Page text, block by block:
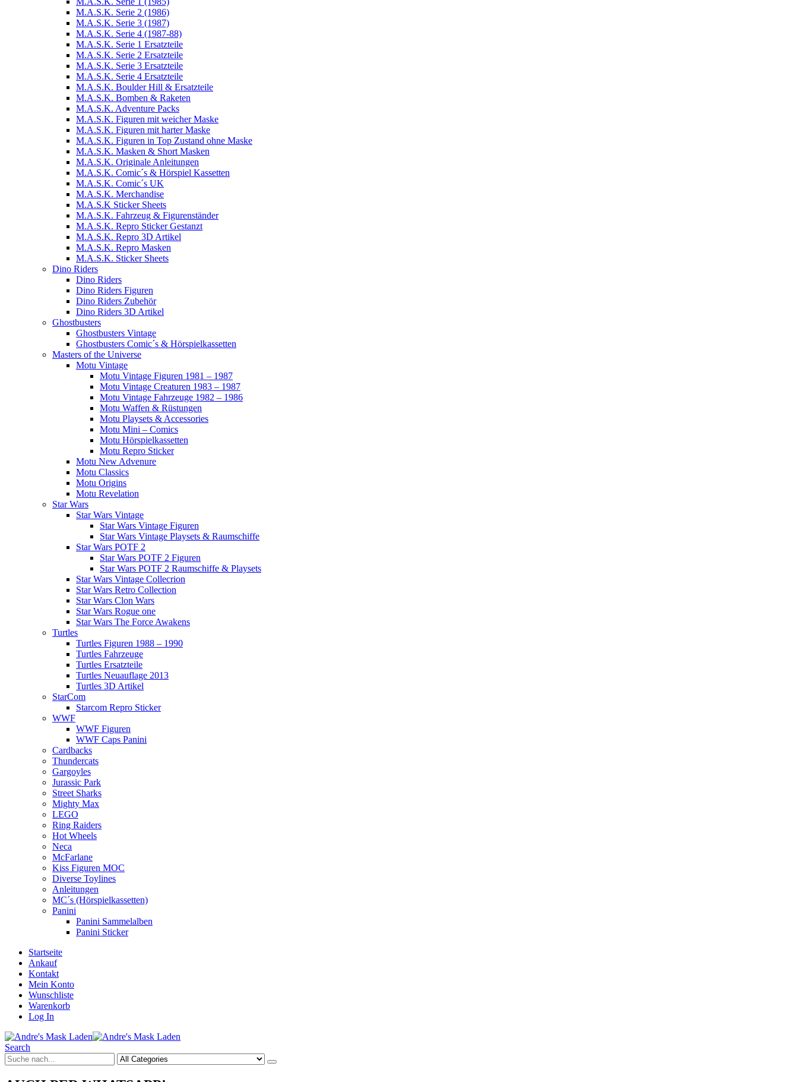
M.A.S.K. Serie 2 (1986)
M.A.S.K. Serie 3 (1987)
M.A.S.K. Serie 4 (1987-88)
M.A.S.K. Serie 1 Ersatzteile
M.A.S.K. Serie 2 Ersatzteile
M.A.S.K. Serie 3 Ersatzteile
M.A.S.K. Serie 4 Ersatzteile
M.A.S.K. Boulder Hill & Ersatzteile
M.A.S.K. Bomben & Raketen
M.A.S.K. Adventure Packs
M.A.S.K. Figuren mit weicher Maske
M.A.S.K. Figuren mit harter Maske
M.A.S.K. Figuren in Top Zustand ohne Maske
M.A.S.K. Masken & Short Masken
M.A.S.K. Originale Anleitungen
M.A.S.K. Comic´s & Hörspiel Kassetten
M.A.S.K. Comic´s UK
M.A.S.K. Merchandise
M.A.S.K Sticker Sheets
M.A.S.K. Fahrzeug & Figurenständer
M.A.S.K. Repro Sticker Gestanzt
M.A.S.K. Repro 3D Artikel
M.A.S.K. Repro Masken
M.A.S.K. Sticker Sheets
Dino Riders
Dino Riders
Dino Riders Figuren
Dino Riders Zubehör
Dino Riders 3D Artikel
Ghostbusters
Ghostbusters Vintage
Ghostbusters Comic´s & Hörspielkassetten
Masters of the Universe
Motu Vintage
Motu Vintage Figuren 1981 – 1987
Motu Vintage Creaturen 1983 – 1987
Motu Vintage Fahrzeuge 1982 – 1986
Motu Waffen & Rüstungen
Motu Playsets & Accessories
Motu Mini – Comics
Motu Hörspielkassetten
Motu Repro Sticker
Motu New Advenure
Motu Classics
Motu Origins
Motu Revelation
Star Wars
Star Wars Vintage
Star Wars Vintage Figuren
Star Wars Vintage Playsets & Raumschiffe
Star Wars POTF 2
Star Wars POTF 2 Figuren
Star Wars POTF 2 Raumschiffe & Playsets
Star Wars Vintage Collecrion
Star Wars Retro Collection
Star Wars Clon Wars
Star Wars Rogue one
Star Wars The Force Awakens
Turtles
Turtles Figuren 1988 – 1990
Turtles Fahrzeuge
Turtles Ersatzteile
Turtles Neuauflage 2013
Turtles 3D Artikel
StarCom
Starcom Repro Sticker
WWF
WWF Figuren
WWF Caps Panini
Cardbacks
Thundercats
Gargoyles
Jurassic Park
Street Sharks
Mighty Max
LEGO
Ring Raiders
Hot Wheels
Neca
McFarlane
Kiss Figuren MOC
Diverse Toylines
Anleitungen
MC´s (Hörspielkassetten)
Panini
Panini Sammelalben
Panini Sticker
Startseite
Ankauf
Kontakt
Mein Konto
Wunschliste
Warenkorb
Log In
Search